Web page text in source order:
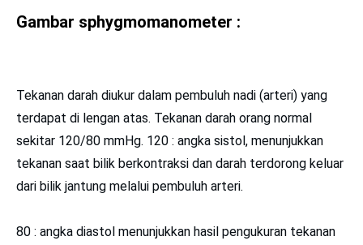
Gambar sphygmomanometer :
Tekanan darah diukur dalam pembuluh nadi (arteri) yang
terdapat di lengan atas. Tekanan darah orang normal
sekitar 120/80 mmHg. 120 : angka sistol, menunjukkan
tekanan saat bilik berkontraksi dan darah terdorong keluar
dari bilik jantung melalui pembuluh arteri.
80 : angka diastol menunjukkan hasil pengukuran tekanan